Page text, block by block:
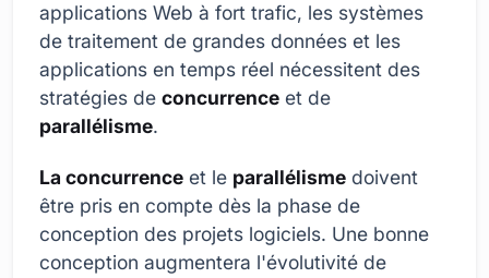
applications Web à fort trafic, les systèmes
de traitement de grandes données et les
applications en temps réel nécessitent des
stratégies de concurrence et de
parallélisme.
La concurrence et le parallélisme doivent
être pris en compte dès la phase de
conception des projets logiciels. Une bonne
conception augmentera l'évolutivité de